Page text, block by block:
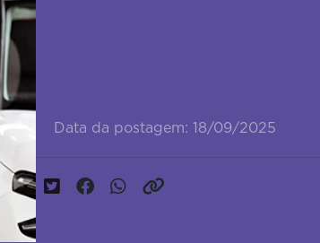
Data da postagem: 18/09/2025